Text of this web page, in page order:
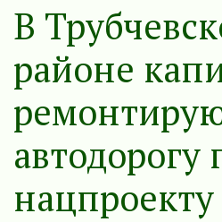
В
районе
автодорогу
нацпроекту